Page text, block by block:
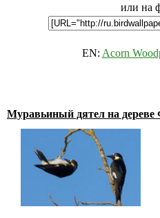
или на
EN: Acorn
Муравьиный дятел на дереве